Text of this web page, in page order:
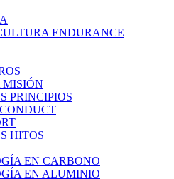
ENDURANCE
MISIÓN
PRINCIPIOS
HITOS
EN CARBONO
EN ALUMINIO